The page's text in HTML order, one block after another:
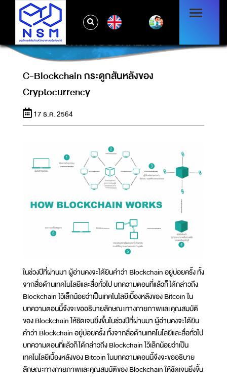
C-BLOCKCHAIN กระดูกสันหลังของ
CRYPTOCURRENCY
C-Blockchain กระดูกสันหลังของ
Cryptocurrency
17 ธ.ค. 2564
ในช่วงปีที่ผ่านมา ผู้อ่านคงจะได้ยินคำว่า Blockchain อยู่บ่อยครั้ง ทั้ง
จากสื่อด้านเทคโนโลยีและสื่อทั่วไป บทความตอนที่แล้วก็ได้กล่าวถึง
Blockchain ไว้เล็กน้อยว่าเป็นเทคโนโลยีเบื้องหลังของ Bitcoin ใน
บทความตอนนี้จึงจะขออธิบายลักษณะทางกายภาพและคุณสมบัติ
ของ Blockchain ให้ชัดเจนยิ่งขึ้นในช่วงปีที่ผ่านมา ผู้อ่านคงจะได้ยิน
คำว่า Blockchain อยู่บ่อยครั้ง ทั้งจากสื่อด้านเทคโนโลยีและสื่อทั่วไป
บทความตอนที่แล้วก็ได้กล่าวถึง Blockchain ไว้เล็กน้อยว่าเป็น
เทคโนโลยีเบื้องหลังของ Bitcoin ในบทความตอนนี้จึงจะขออธิบาย
ลักษณะทางกายภาพและคุณสมบัติของ Blockchain ให้ชัดเจนยิ่งขึ้น